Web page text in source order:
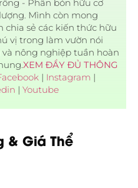
- Phân bón hữu cơ
Mình còn mong
chia sẻ các kiến thức hữu
vị trong làm vườn nói
và nông nghiệp tuần hoàn
XEM ĐẦY ĐỦ THÔNG
| Instagram |
| Youtube
& Giá Thể